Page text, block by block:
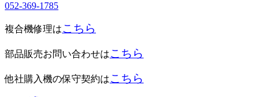
052-369-1785
複合機修理はこちら
部品販売お問い合わせはこちら
他社購入機の保守契約はこちら